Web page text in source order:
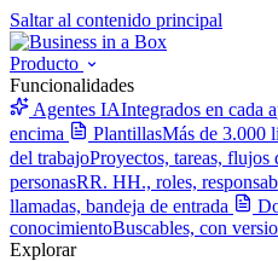
Saltar al contenido principal
Producto
Funcionalidades
Agentes IAIntegrados en cada
encima
PlantillasMás de 3.000
del trabajoProyectos, tareas, flujos
personasRR. HH., roles,
llamadas, bandeja de entrada
conocimientoBuscables, con
Explorar